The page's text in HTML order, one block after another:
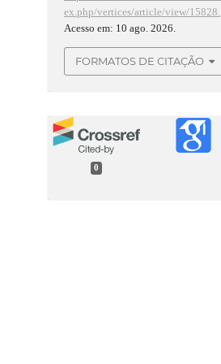
ex.php/vertices/article/view/15828.
Acesso em: 10 ago. 2026.
FORMATOS DE CITAÇÃO
0